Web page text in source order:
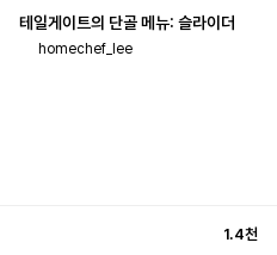
테일게이트의 단골 메뉴: 슬라이더
homechef_lee
1.4천